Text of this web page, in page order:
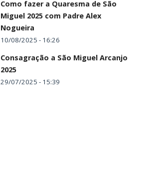
Como fazer a Quaresma de São
Miguel 2025 com Padre Alex
Nogueira
10/08/2025 - 16:26
Consagração a São Miguel Arcanjo
2025
29/07/2025 - 15:39